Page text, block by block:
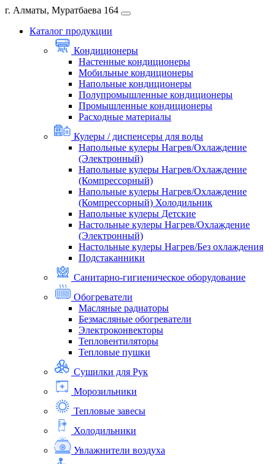
г. Алматы, Муратбаева 164
Каталог продукции
Кондиционеры
Настенные кондиционеры
Мобильные кондиционеры
Напольные кондиционеры
Полупромышленные кондиционеры
Промышленные кондиционеры
Расходные материалы
Кулеры / диспенсеры для воды
Напольные кулеры Нагрев/Охлаждение
(Электронный)
Напольные кулеры Нагрев/Охлаждение
(Компрессорный)
Напольные кулеры Нагрев/Охлаждение
(Компрессорный) Холодильник
Напольные кулеры Детские
Настольные кулеры Нагрев/Охлаждение
(Электронный)
Настольные кулеры Нагрев/Без охлаждения
Подстаканники
Санитарно-гигиеническое оборудование
Обогреватели
Масляные радиаторы
Безмасляные обогреватели
Электроконвекторы
Тепловентиляторы
Тепловые пушки
Сушилки для Рук
Морозильники
Тепловые завесы
Холодильники
Увлажнители воздуха